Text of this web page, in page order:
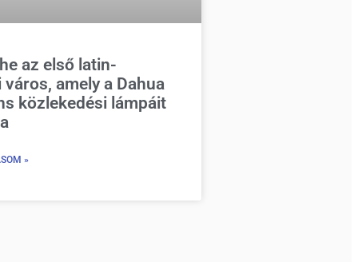
az első latin-
amely a Dahua
közlekedési lámpáit
»